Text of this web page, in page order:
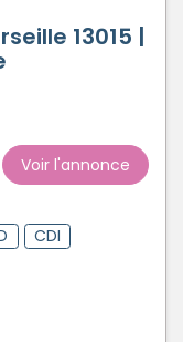
13015 |
Voir l'annonce
CDI